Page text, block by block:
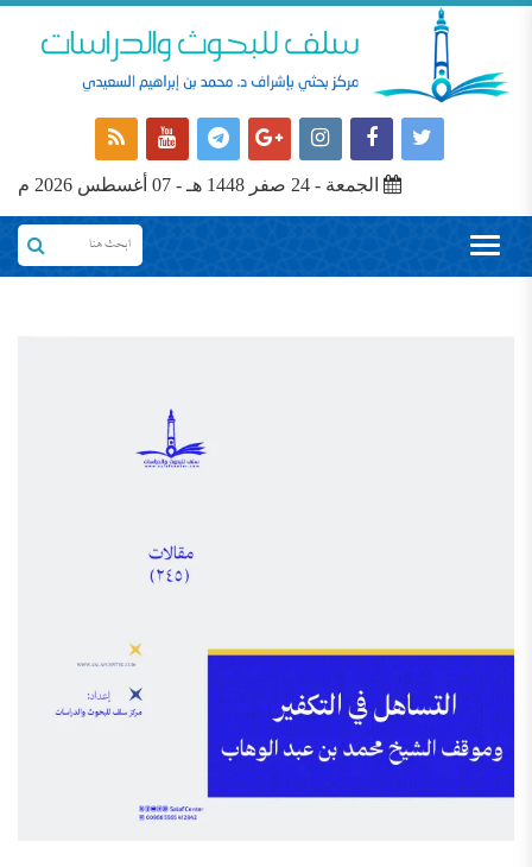
الجمعة - 24 صفر 1448 هـ - 07 أغسطس 2026 م